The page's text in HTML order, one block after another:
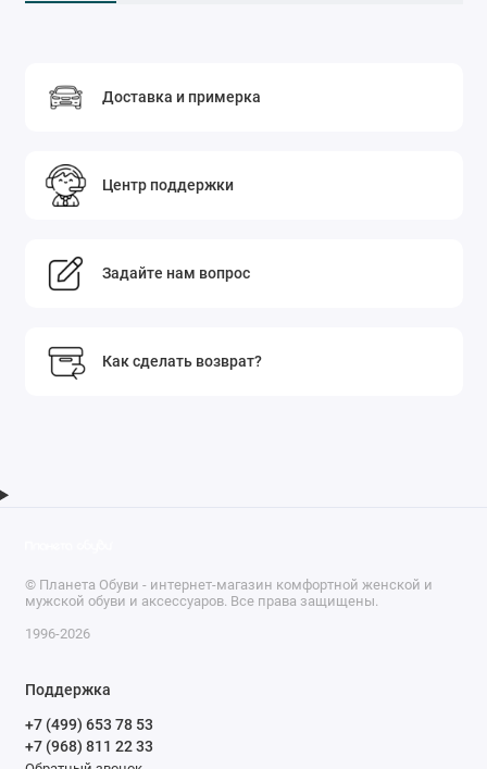
Доставка и примерка
Центр поддержки
Задайте нам вопрос
Как сделать возврат?
© Планета Обуви - интернет-магазин комфортной женской и
мужской обуви и аксессуаров. Все права защищены.
1996-2026
Поддержка
+7 (499) 653 78 53
+7 (968) 811 22 33